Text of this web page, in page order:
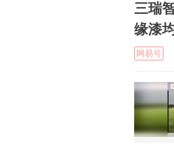
三瑞
缘漆
网易号